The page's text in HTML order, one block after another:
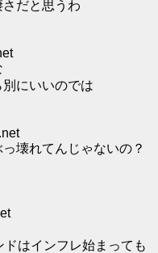
だと思うわ
にいいのでは
壊れてんじゃないの？
はインフレ始まっても